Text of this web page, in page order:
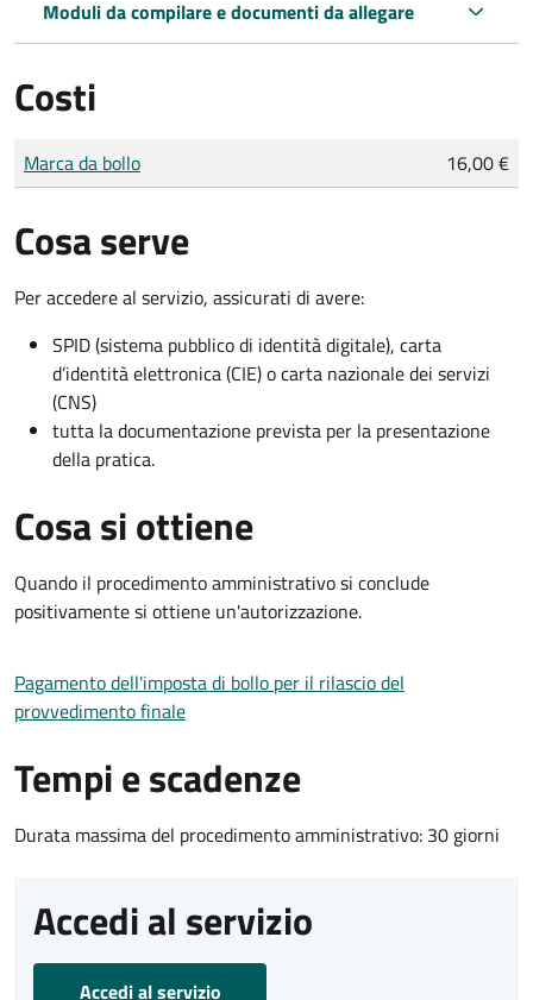
Moduli da compilare e documenti da allegare
Costi
Tipo di pagamento
Importo
Marca da bollo 16,00 €
Cosa serve
Per accedere al servizio, assicurati di avere:
SPID (sistema pubblico di identità digitale), carta
d’identità elettronica (CIE) o carta nazionale dei servizi
(CNS)
tutta la documentazione prevista per la presentazione
della pratica.
Cosa si ottiene
Quando il procedimento amministrativo si conclude
positivamente si ottiene un'autorizzazione.
Pagamento dell'imposta di bollo per il rilascio del
provvedimento finale
Tempi e scadenze
Durata massima del procedimento amministrativo: 30 giorni
Accedi al servizio
Accedi al servizio